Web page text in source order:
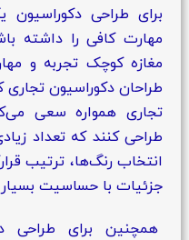
برای طراحی
مهارت کافی را داشته
مغازه کوچک تجربه و
طراحان دکوراسیون
تجاری همواره سعی
طراحی کنند که تعداد
انتخاب رنگ‌ها، ترتیب
جزئیات با حساسیت بسیار
همچنین برای طراحی